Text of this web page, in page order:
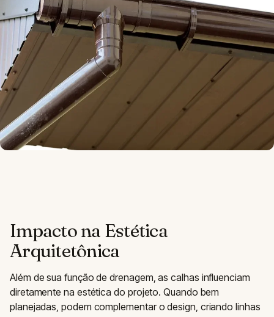
Impacto na Estética
Arquitetônica
Além de sua função de drenagem, as calhas influenciam
diretamente na estética do projeto. Quando bem
planejadas, podem complementar o design, criando linhas